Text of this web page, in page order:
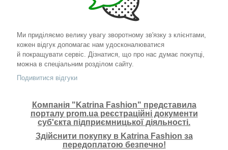
Ми приділяємо велику увагу зворотному зв'язку з клієнтами,
кожен відгук допомагає нам удосконалюватися
й покращувати сервіс. Дізнатися, що про нас думає покупці,
можна в спеціальним розділом сайту.
Подивитися відгуки
Компанія "Katrina Fashion" представила
порталу prom.ua реєстраційні документи
суб'єкта підприємницької діяльності.
Здійснити покупку в Katrina Fashion за
передоплатою безпечно!